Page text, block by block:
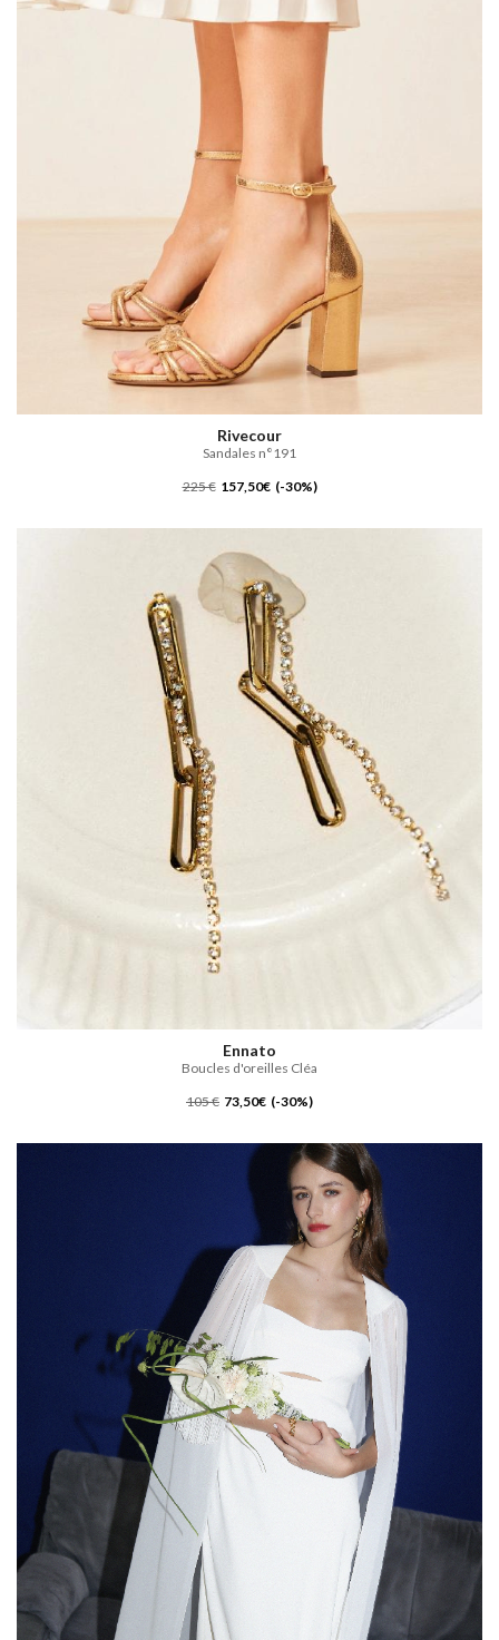
Rivecour
Sandales n°191
225 € 157,50€ (-30%)
Ennato
Boucles d'oreilles Cléa
105 € 73,50€ (-30%)